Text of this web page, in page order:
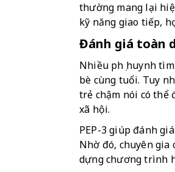
thường mang lại
kỹ năng giao tiếp,
Đánh giá toàn
Nhiều phụ huynh
bè cùng tuổi. Tuy
trẻ chậm nói có thể
xã hội.
PEP-3 giúp đánh
Nhờ đó, chuyên gia
dựng chương trình